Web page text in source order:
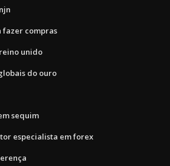
fazer compras
unido
do ouro
sequim
especialista em forex